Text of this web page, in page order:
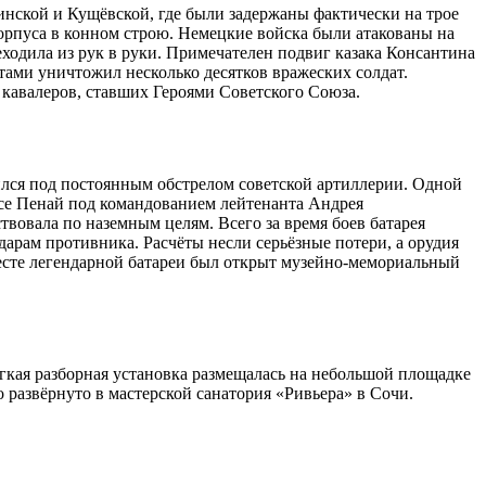
и Кущёвской, где были задержаны фактически на трое
в конном строю. Немецкие войска были атакованы на
из рук в руки. Примечателен подвиг казака Консантина
уничтожил несколько десятков вражеских солдат.
ставших Героями Советского Союза.
под постоянным обстрелом советской артиллерии. Одной
Пенай под командованием лейтенанта Андрея
по наземным целям. Всего за время боев батарея
противника. Расчёты несли серьёзные потери, а орудия
легендарной батареи был открыт музейно-мемориальный
разборная установка размещалась на небольшой площадке
в мастерской санатория «Ривьера» в Сочи.